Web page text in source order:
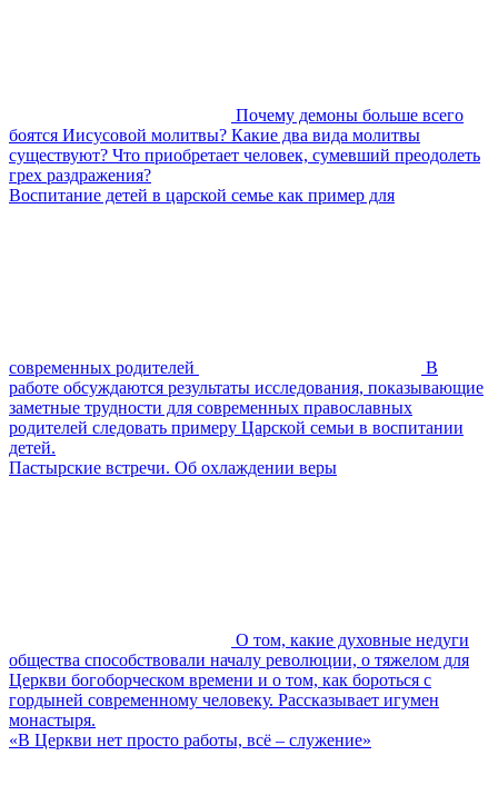
Почему демоны больше всего
боятся Иисусовой молитвы? Какие два вида молитвы
существуют? Что приобретает человек, сумевший преодолеть
грех раздражения?
Воспитание детей в царской семье как пример для
современных родителей
В
работе обсуждаются результаты исследования, показывающие
заметные трудности для современных православных
родителей следовать примеру Царской семьи в воспитании
детей.
Пастырские встречи. Об охлаждении веры
О том, какие духовные недуги
общества способствовали началу революции, о тяжелом для
Церкви богоборческом времени и о том, как бороться с
гордыней современному человеку. Рассказывает игумен
монастыря.
«В Церкви нет просто работы, всё – служение»